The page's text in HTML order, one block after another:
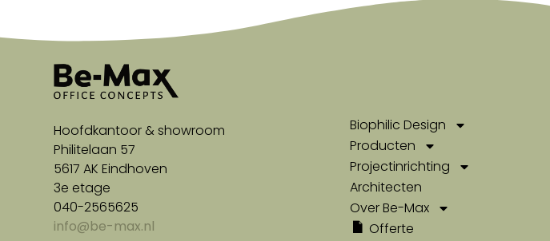
Hoofdkantoor & showroom
Philitelaan 57
5617 AK Eindhoven
3e etage
040-2565625
info@be-max.nl
Biophilic Design
Producten
Projectinrichting
Architecten
Over Be-Max
Offerte